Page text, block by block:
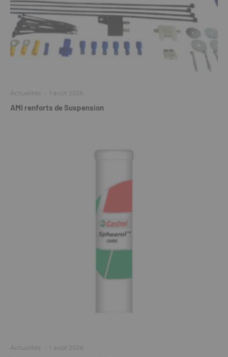
Actualités · 1 août 2026
AMI renforts de Suspension
Actualités · 1 août 2026